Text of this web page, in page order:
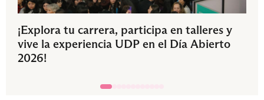
¡Explora tu carrera, participa en talleres y
vive la experiencia UDP en el Día Abierto
2026!